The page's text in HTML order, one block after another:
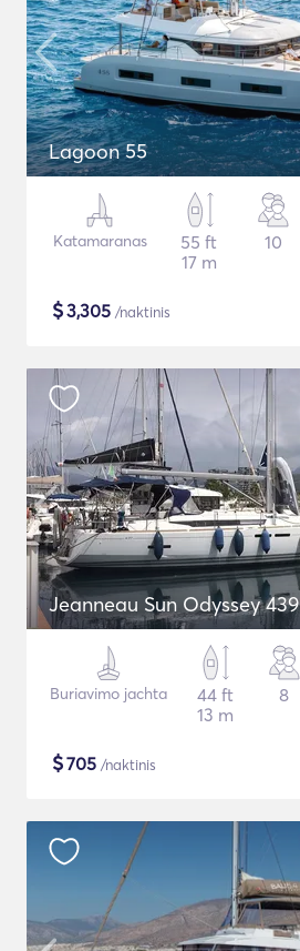
Lagoon 55
Katamaranas
55 ft
17 m
10
$3,305 /naktinis
Jeanneau Sun Odyssey 439
Buriavimo jachta
44 ft
13 m
8
$705 /naktinis